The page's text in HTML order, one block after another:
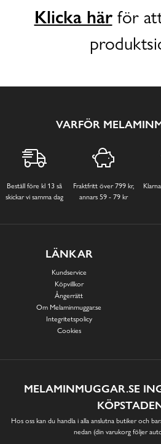
Klicka härför
VARFÖR
Beställ före kl 13 så
skickar vi samma dag
Fraktfritt över 799 kr,
annars 59 - 79 kr
LÄNKAR
Kundservice
Köpvillkor
Ångerrätt
Om Melaminmuggar.se
Integritetspolicy
Cookies
MELAMINMUGGAR.SE
Hos oss kan du handla i alla anslutna butiker och
nedan (din varukorg följer